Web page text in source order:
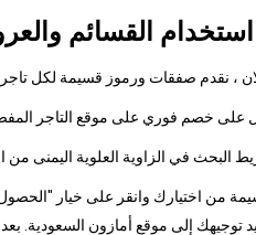
استخدام القسائم
، نقدم صفقات ورموز قسيمة لكل تاجر.
من اختيارك وانقر على خيار
توجيهك إلى موقع أمازون السعودية.